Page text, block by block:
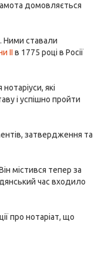
домовляється
Ними ставали
II в 1775 році в Росії
які
і успішно пройти
затвердження та
містився тепер за
час входило
про нотаріат, що